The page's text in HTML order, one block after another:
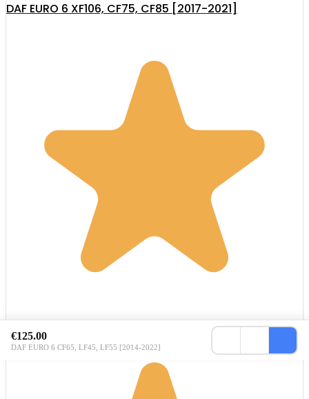
DAF EURO 6 XF106, CF75, CF85 [2017-2021]
€125.00
DAF EURO 6 CF65, LF45, LF55 [2014-2022]